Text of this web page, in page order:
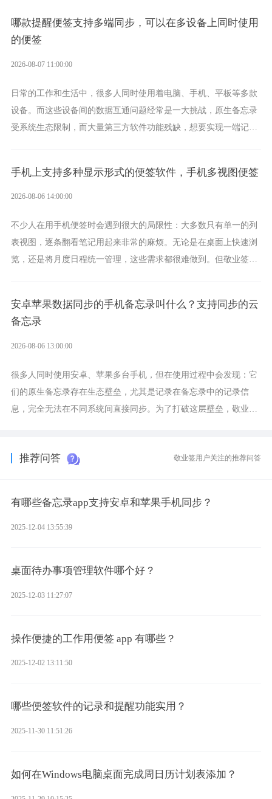
哪款提醒便签支持多端同步，可以在多设备上同时使用
的便签
2026-08-07 11:00:00
日常的工作和生活中，很多人同时使用着电脑、手机、平板等多款
设备。而这些设备间的数据互通问题经常是一大挑战，原生备忘录
受系统生态限制，而大量第三方软件功能残缺，想要实现一端记
手机上支持多种显示形式的便签软件，手机多视图便签
2026-08-06 14:00:00
不少人在用手机便签时会遇到很大的局限性：大多数只有单一的列
表视图，逐条翻看笔记用起来非常的麻烦。无论是在桌面上快速浏
览，还是将月度日程统一管理，这些需求都很难做到。但敬业签作
安卓苹果数据同步的手机备忘录叫什么？支持同步的云
备忘录
2026-08-06 13:00:00
很多人同时使用安卓、苹果多台手机，但在使用过程中会发现：它
们的原生备忘录存在生态壁垒，尤其是记录在备忘录中的记录信
息，完全无法在不同系统间直接同步。为了打破这层壁垒，敬业签
推荐问答 敬业签用户关注的推荐问答
有哪些备忘录app支持安卓和苹果手机同步？
2025-12-04 13:55:39
桌面待办事项管理软件哪个好？
2025-12-03 11:27:07
操作便捷的工作用便签 app 有哪些？
2025-12-02 13:11:50
哪些便签软件的记录和提醒功能实用？
2025-11-30 11:51:26
如何在Windows电脑桌面完成周日历计划表添加？